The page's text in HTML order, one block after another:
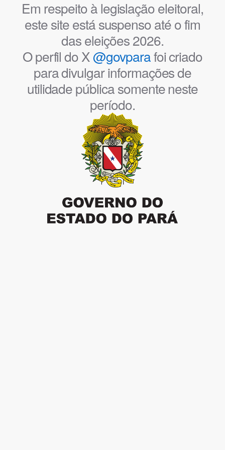
Em respeito à legislação eleitoral,
este site está suspenso até o fim
das eleições 2026.
O perfil do X@govparafoi criado
para divulgar informações de
utilidade pública somente neste
período.